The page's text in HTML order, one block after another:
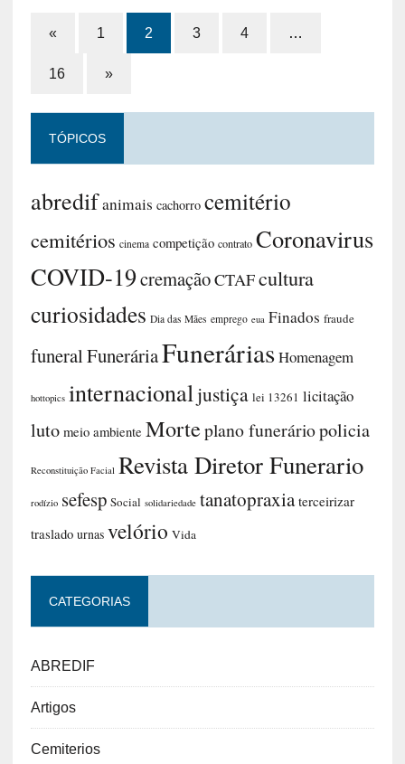
« 1 2 3 4 …
16 »
TÓPICOS
abredifanimais cachorro cemitério
cemitérios cinema competição contrato Coronavirus
COVID-19cremaçãoCTAFcultura
curiosidades Dia das Mães emprego eua Finados fraude
funeralFuneráriaFuneráriasHomenagem
hottopics internacional justiça lei 13261 licitação
luto meio ambiente Morteplano funeráriopolicia
Reconstituição Facial Revista Diretor Funerario
rodízio sefesp Social solidariedade tanatopraxia terceirizar
traslado urnas velório Vida
CATEGORIAS
ABREDIF
Artigos
Cemiterios